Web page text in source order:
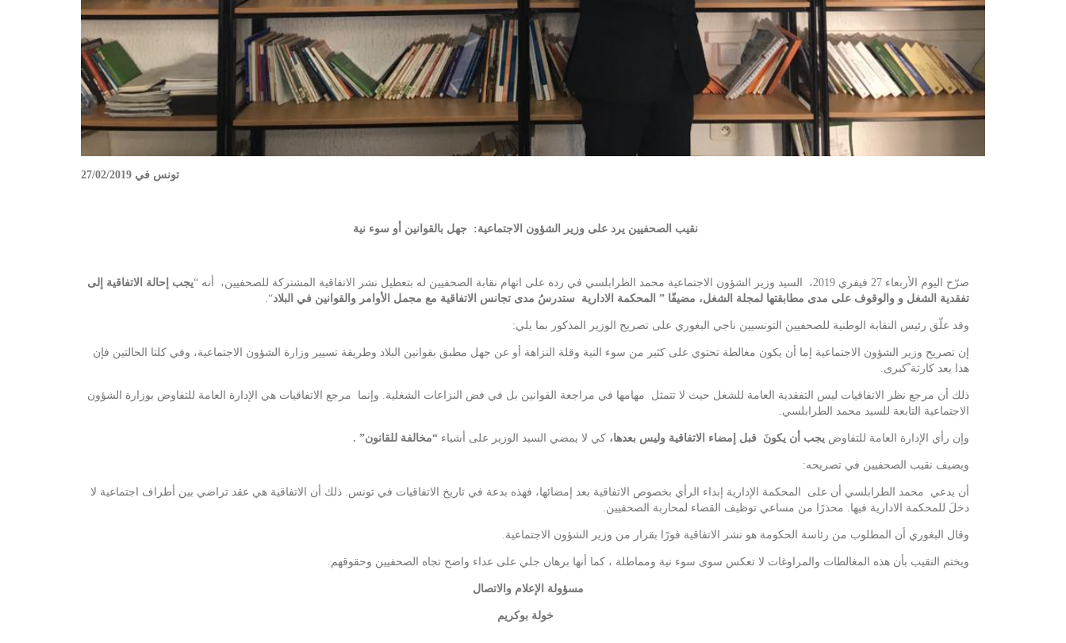
تونس في 27/02/2019
نقيب الصحفيين يرد على وزير الشؤون الاجتماعية: جهل بالقوانين أو سوء نية
صرّح اليوم الأربعاء 27 فيفري 2019، السيد وزير الشؤون الاجتماعية محمد الطرابلسي في رده على اتهام نقابة الصحفيين له بتعطيل نشر الاتفاقية المشتركة للصحفيين، أنه “
يجب إحالة الاتفاقية إلى
تفقدية الشغل و والوقوف على مدى مطابقتها لمجلة الشغل، مضيفًا ” المحكمة الادارية ستدرسُ مدى تجانس الاتفاقية مع مجمل الأوامر والقوانين في البلاد“.
وقد علّق رئيس النقابة الوطنية للصحفيين التونسيين ناجي البغوري على تصريح الوزير المذكور بما يلي:
إن تصريح وزير الشؤون الاجتماعية إما أن يكون مغالطة تحتوي على كثير من سوء النية وقلة النزاهة أو عن جهل مطبق بقوانين البلاد وطريقة تسيير وزارة الشؤون الاجتماعية، وفي كلتا الحالتين فإن
هذا يعد كارثة ًكبرى.
ذلك أن مرجع نظر الاتفاقيات ليس التفقدية العامة للشغل حيث لا تتمثل مهامها في مراجعة القوانين بل في فض النزاعات الشغلية. وإنما مرجع الاتفاقيات هي الإدارة العامة للتفاوض بوزارة الشؤون
الاجتماعية التابعة للسيد محمد الطرابلسي.
وإن رأي الإدارة العامة للتفاوض يجب أن يكونَ قبل إمضاء الاتفاقية وليس بعدها، كي لا يمضي السيد الوزير على أشياء “مخالفة للقانون” .
ويضيف نقيب الصحفيين في تصريحه:
أن يدعي محمد الطرابلسي أن على المحكمة الإدارية إبداء الرأي بخصوص الاتفاقية بعد إمضائها، فهذه بدعة في تاريخ الاتفاقيات في تونس. ذلك أن الاتفاقية هي عقد تراضي بين أطراف اجتماعية لا
دخلَ للمحكمة الادارية فيها. محذرًا من مساعي توظيف القضاء لمحاربة الصحفيين.
وقال البغوري أن المطلوب من رئاسة الحكومة هو نشر الاتفاقية فورًا بقرار من وزير الشؤون الاجتماعية.
ويختم النقيب بأن هذه المغالطات والمراوغات لا تعكس سوى سوء نية ومماطلة ، كما أنها برهان جلي على عداء واضح تجاه الصحفيين وحقوقهم.
مسؤولة الإعلام والاتصال
خولة بوكريم